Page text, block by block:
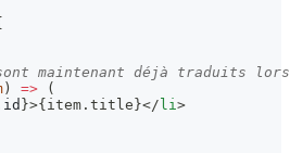
maintenant déjà traduits
) =>
(
id }>{ item . title }</ li >